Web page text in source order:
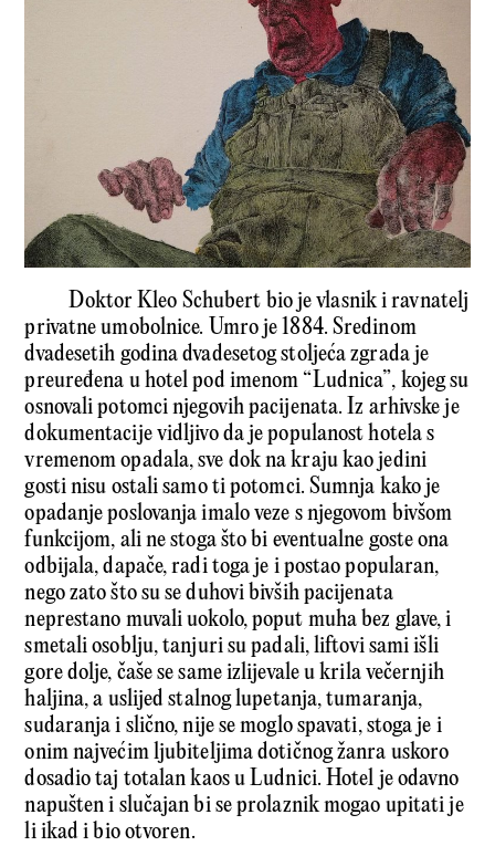
Doktor Kleo Schubert bio je vlasnik i ravnatelj
privatne umobolnice. Umro je 1884. Sredinom
dvadesetih godina dvadesetog stoljeća zgrada je
preuređena u hotel pod imenom “Ludnica”, kojeg su
osnovali potomci njegovih pacijenata. Iz arhivske je
dokumentacije vidljivo da je populanost hotela s
vremenom opadala, sve dok na kraju kao jedini
gosti nisu ostali samo ti potomci. Sumnja kako je
opadanje poslovanja imalo veze s njegovom bivšom
funkcijom, ali ne stoga što bi eventualne goste ona
odbijala, dapače, radi toga je i postao popularan,
nego zato što su se duhovi bivših pacijenata
neprestano muvali uokolo, poput muha bez glave, i
smetali osoblju, tanjuri su padali, liftovi sami išli
gore dolje, čaše se same izlijevale u krila večernjih
haljina, a uslijed stalnog lupetanja, tumaranja,
sudaranja i slično, nije se moglo spavati, stoga je i
onim najvećim ljubiteljima dotičnog žanra uskoro
dosadio taj totalan kaos u Ludnici. Hotel je odavno
napušten i slučajan bi se prolaznik mogao upitati je
li ikad i bio otvoren.